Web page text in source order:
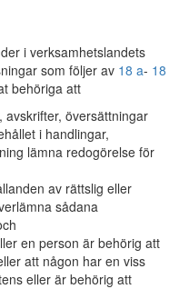
i verksamhetslandets
som följer av 18 a- 18
behöriga att
översättningar
i handlingar,
lämna redogörelse för
av rättslig eller
sådana
en person är behörig att
att någon har en viss
eller är behörig att